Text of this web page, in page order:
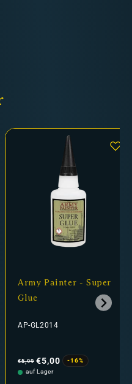
Army Painter - Super
Glue
AP-GL2014
Preis
€5,99 €5,00
-16%
auf Lager